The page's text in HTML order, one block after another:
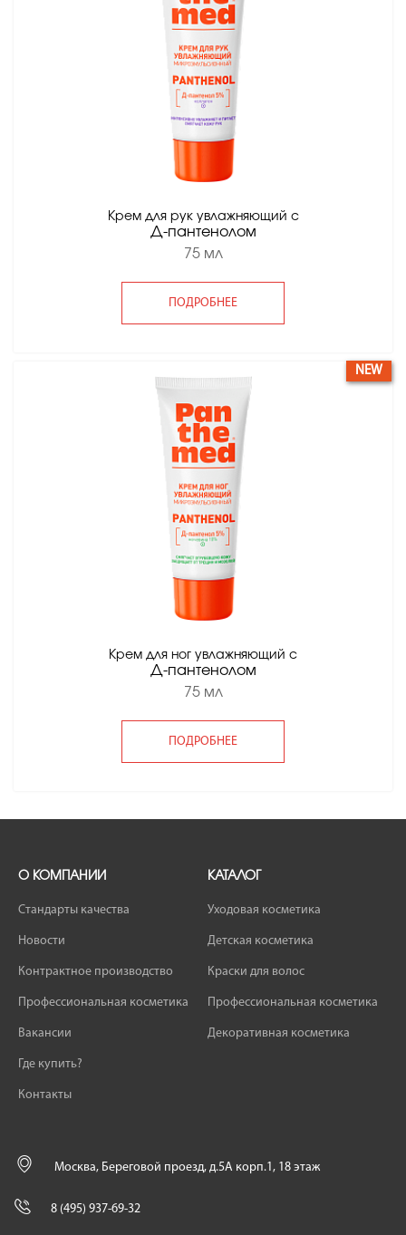
Крем для рук увлажняющий с
Д-пантенолом
75 мл
ПОДРОБНЕЕ
Крем для ног увлажняющий с
Д-пантенолом
75 мл
ПОДРОБНЕЕ
NEW
О КОМПАНИИ
Стандарты качества
Новости
Контрактное производство
Профессиональная косметика
Вакансии
Где купить?
Контакты
КАТАЛОГ
Уходовая косметика
Детская косметика
Краски для волос
Профессиональная косметика
Декоративная косметика
Москва, Береговой проезд, д.5А корп.1, 18 этаж
8 (495) 937-69-32